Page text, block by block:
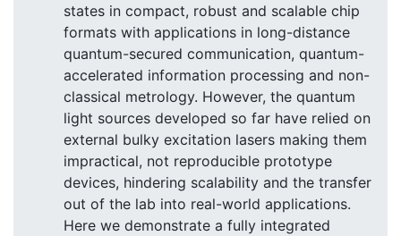
states in compact, robust and scalable chip
formats with applications in long-distance
quantum-secured communication, quantum-
accelerated information processing and non-
classical metrology. However, the quantum
light sources developed so far have relied on
external bulky excitation lasers making them
impractical, not reproducible prototype
devices, hindering scalability and the transfer
out of the lab into real-world applications.
Here we demonstrate a fully integrated